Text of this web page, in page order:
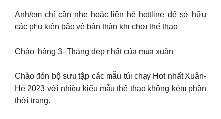
Anh/em chỉ cần nhẹ hoặc liên hệ hottline để sở hữu
các phụ kiện bảo vệ bản thân khi chơi thể thao
Chào tháng 3- Tháng đẹp nhất của mùa xuân
Chào đón bộ sưu tập các mẫu túi chạy Hot nhất Xuân-
Hè 2023 với nhiều kiểu mẫu thể thao không kém phần
thời trang.